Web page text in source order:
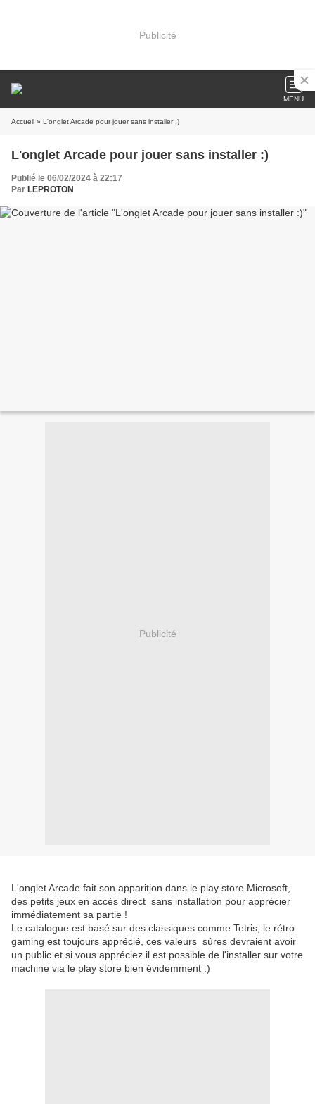
Publicité
MENU
Accueil » L'onglet Arcade pour jouer sans installer :)
L'onglet Arcade pour jouer sans installer :)
Publié le 06/02/2024 à 22:17
Par LEPROTON
Publicité
L'onglet Arcade fait son apparition dans le play store Microsoft,
des petits jeux en accès direct sans installation pour apprécier
immédiatement sa partie !
Le catalogue est basé sur des classiques comme Tetris, le rétro
gaming est toujours apprécié, ces valeurs sûres devraient avoir
un public et si vous appréciez il est possible de l'installer sur votre
machine via le play store bien évidemment :)